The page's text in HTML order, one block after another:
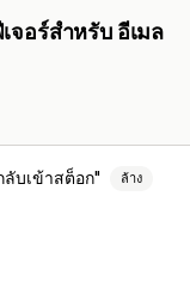
อร์สำหรับ อีเมล
ลับเข้าสต็อก ล้าง